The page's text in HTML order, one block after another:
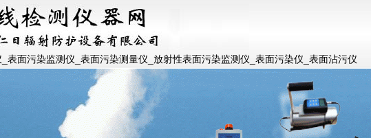
表面污染监测仪_表面污染测量仪_放射性表面污染监测仪_表面污染仪_表面沾污仪